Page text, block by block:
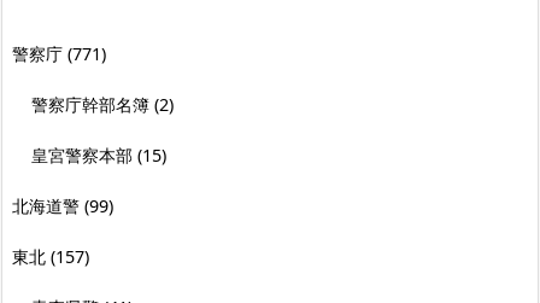
警察庁 (771)
警察庁幹部名簿 (2)
皇宮警察本部 (15)
北海道警 (99)
東北 (157)